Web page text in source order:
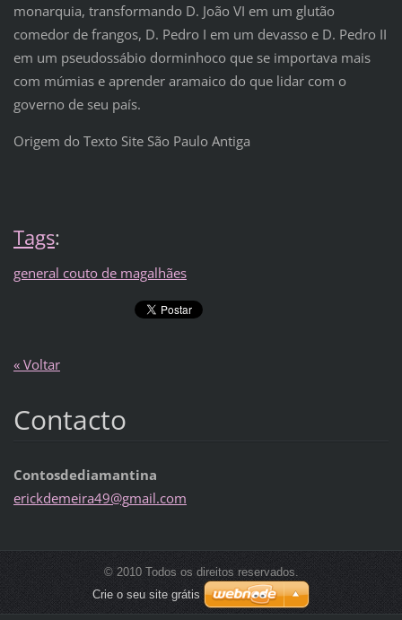
monarquia, transformando D. João VI em um glutão
comedor de frangos, D. Pedro I em um devasso e D. Pedro II
em um pseudossábio dorminhoco que se importava mais
com múmias e aprender aramaico do que lidar com o
governo de seu país.
Origem do Texto Site São Paulo Antiga
Tags:
general couto de magalhães
« Voltar
Contacto
Contosdediamantina
erickdemeira49@gmail.com
© 2010 Todos os direitos reservados.
Crie o seu site grátis